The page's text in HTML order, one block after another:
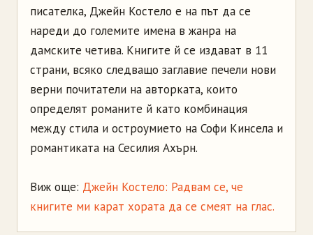
писателка, Джейн Костело е на път да се
нареди до големите имена в жанра на
дамските четива. Книгите й се издават в 11
страни, всяко следващо заглавие печели нови
верни почитатели на авторката, които
определят романите й като комбинация
между стила и остроумието на Софи Кинсела и
романтиката на Сесилия Ахърн.
Виж още: Джейн Костело: Радвам се, че
книгите ми карат хората да се смеят на глас.